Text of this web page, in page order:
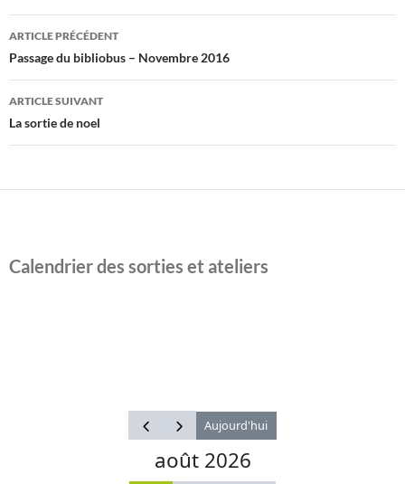
Navigation
des
articles
ARTICLE PRÉCÉDENT
Passage du bibliobus – Novembre 2016
ARTICLE SUIVANT
La sortie de noel
Calendrier des sorties et ateliers